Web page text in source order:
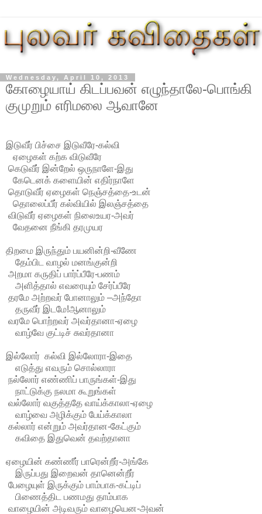
Wednesday, April 10, 2013
கோழையாய் கிடப்பவன் எழுந்தாலே-பொங்கி
குமுறும் எரிமலை ஆவானே
இடுவீர் பிச்சை இடுவீரே-கல்வி
ஏழைகள் கற்க விடுவீரே
கெடுவீர் இன்றேல் ஒருநாளே-இது
கேடெனக் களையின் எதிர்நாளே
தொடுவீர் ஏழைகள் நெஞ்சத்தை-உடன்
தொலைப்பீர் கல்வியில் இலஞ்சத்தை
விடுவீர் ஏழைகள் நிலைஉயர-அவர்
வேதனை நீங்கி தரமுயர
திறமை இருந்தும் பயனின்றி-வீணே
தேம்பிட வாழல் மனங்குன்றி
அறமா கருதிப் பார்ப்பீரே-பணம்
அளித்தால் எவரையும் சேர்ப்பீரே
தரமே அற்றவர் போனாலும் –அந்தோ
தருவீர் இடமே!ஆனாலும்
வரமே பொற்றவர் அவர்தானா-ஏழை
வாழ்வே குட்டிச் சுவர்தானா
இல்லோர் கல்வி இல்லோரா-இதை
எடுத்து எவரும் சொல்லாரா
நல்லோர் எண்ணிப் பாருங்கள்-இது
நாட்டுக்கு நலமா கூறுங்கள்
வல்லோர் வகுத்ததே வாய்க்காலா-ஏழை
வாழ்வை அழிக்கும் பேய்க்காலா
கல்லார் என்றும் அவர்தான-கேட்கும்
கவிதை இதுவென் தவற்தானா
ஏழையின் கண்ணீர் பாரென்றீர்-அங்கே
இருப்பது இறைவன் தானென்றீர்
பேழையுள் இருக்கும் பாம்பாக-கட்டிப்
பிணைத்திட பணமது தாம்பாக
வாழையின் அடிவரும் வாழையென-அவன்